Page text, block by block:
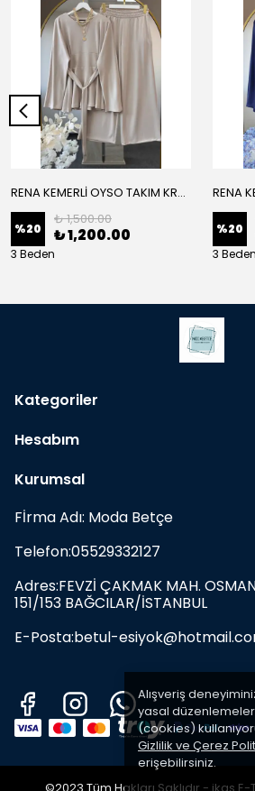
Alışveriş
yasal
(cookies)
Gizlilik ve Çerez
erişebilirsiniz.
RENA KEMERLİ OYSO TAKIM KREM
%20
₺ 1,500.00
₺ 1,200.00
3 Beden
%20
3 Beden
Kategoriler
Hesabım
Kurumsal
Fİrma Adı: Moda Betçe
Telefon:05529332127
Adres:FEVZİ ÇAKMAK MAH.
151/153 BAĞCILAR/İSTANBUL
E-Posta:betul-